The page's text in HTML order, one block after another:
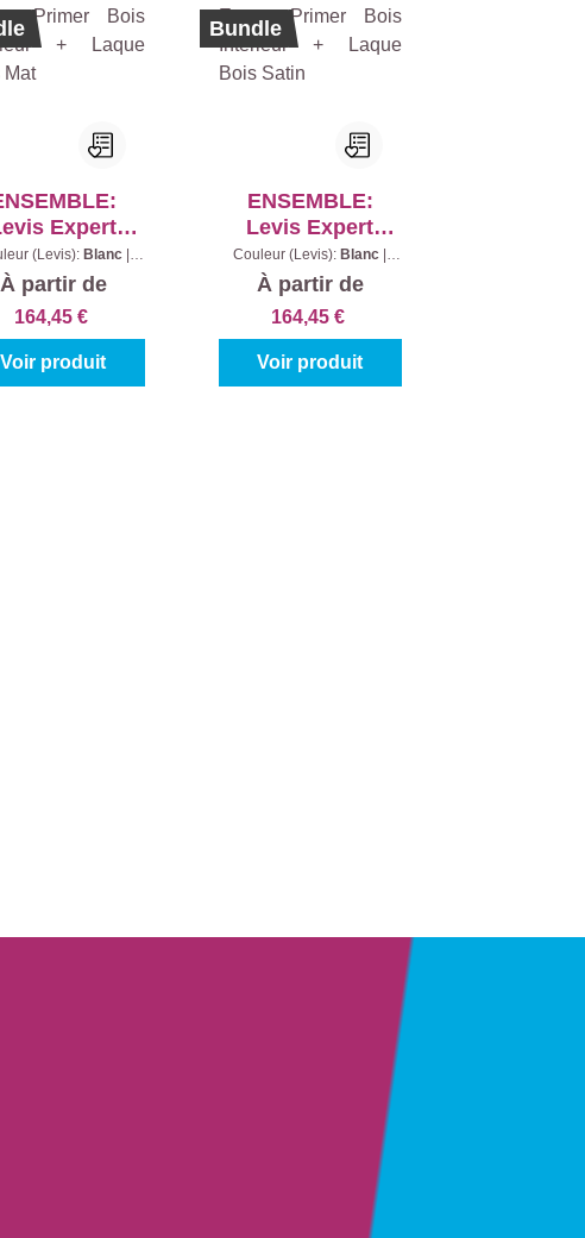
Expert
Bois
+ Laque
Bois Mat
(Levis): Blanc
À partir de
164,45 €
Voir produit
Bundle
ENSEMBLE:
Levis Expert
Primer Bois
Intérieur + Laque
Bois Satin
Couleur (Levis): Blanc
Contenu:
À partir de
164,45 €
Voir produit